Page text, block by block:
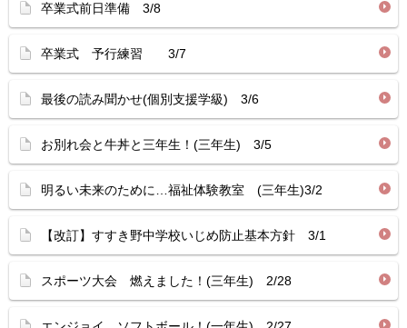
卒業式前日準備 3/8
卒業式 予行練習 3/7
最後の読み聞かせ(個別支援学級) 3/6
お別れ会と牛丼と三年生！(三年生) 3/5
明るい未来のために…福祉体験教室 (三年生)3/2
【改訂】すすき野中学校いじめ防止基本方針 3/1
スポーツ大会 燃えました！(三年生) 2/28